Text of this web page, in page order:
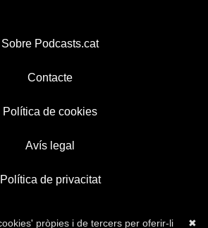
Sobre Podcasts.cat
Contacte
Política de cookies
Avís legal
Política de privacitat
✖
pròpies i de tercers per oferir-li